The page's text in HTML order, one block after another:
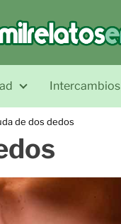
Intercambios
de dos dedos